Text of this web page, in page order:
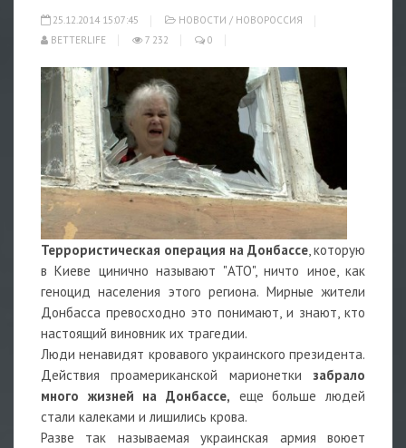
25.12.2014 15:07:45 НОВОСТИ / НОВОРОССИЯ
BETTERLIFE
7 232 0
Террористическая операция на Донбассе, которую
в Киеве цинично называют "АТО", ничто иное, как
геноцид населения этого региона. Мирные жители
Донбасса превосходно это понимают, и знают, кто
настоящий виновник их трагедии.
Люди ненавидят кровавого украинского президента.
Действия проамериканской марионетки забрало
много жизней на Донбассе, еще больше людей
стали калеками и лишились крова.
Разве так называемая украинская армия воюет